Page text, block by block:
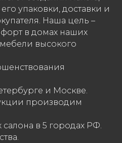
упаковки, доставки и
Наша цель –
в домах наших
высокого
и Москве.
производим
в 5 городах РФ.